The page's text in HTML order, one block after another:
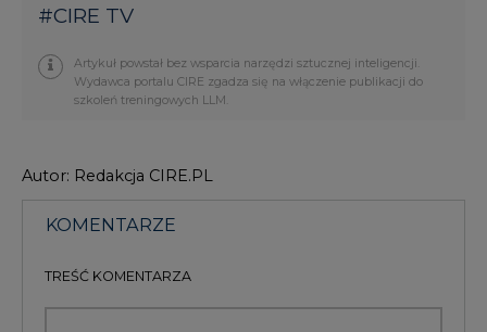
szkoleń treningowych LLM.
Autor: Redakcja CIRE.PL
TREŚĆ KOMENTARZA